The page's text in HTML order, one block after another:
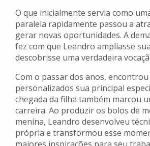
O que inicialmente servia como
paralela rapidamente passou a
gerar novas oportunidades. A
fez com que Leandro ampliasse
descobrisse uma verdadeira
Com o passar dos anos,
personalizados sua principal
chegada da filha também marcou
carreira. Ao produzir os bolos de
menina, Leandro desenvolveu
própria e transformou esse